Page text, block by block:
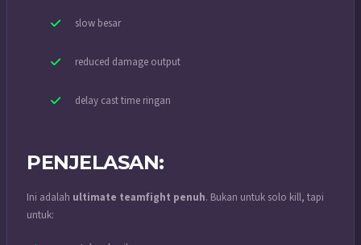
slow besar
reduced damage output
delay cast time ringan
PENJELASAN:
Ini adalah ultimate teamfight penuh. Bukan untuk solo kill, tapi
untuk: